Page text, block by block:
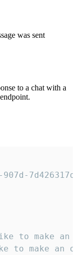
was sent
to a chat with a
to make an
to make an